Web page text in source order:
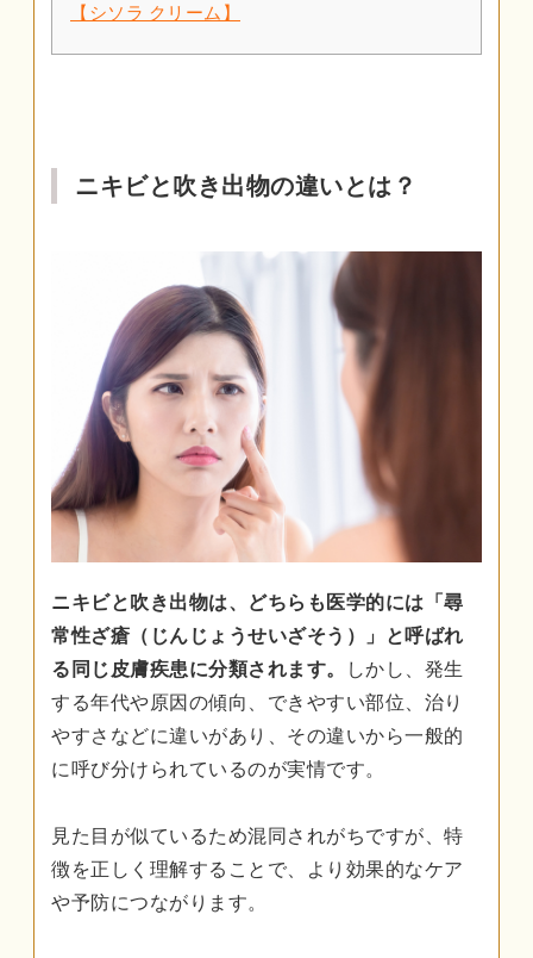
【シソラ クリーム】
ニキビと吹き出物の違いとは？
ニキビと吹き出物は、どちらも医学的には「尋
常性ざ瘡（じんじょうせいざそう）」と呼ばれ
る同じ皮膚疾患に分類されます。
しかし、発生
する年代や原因の傾向、できやすい部位、治り
やすさなどに違いがあり、その違いから一般的
に呼び分けられているのが実情です。
見た目が似ているため混同されがちですが、特
徴を正しく理解することで、より効果的なケア
や予防につながります。